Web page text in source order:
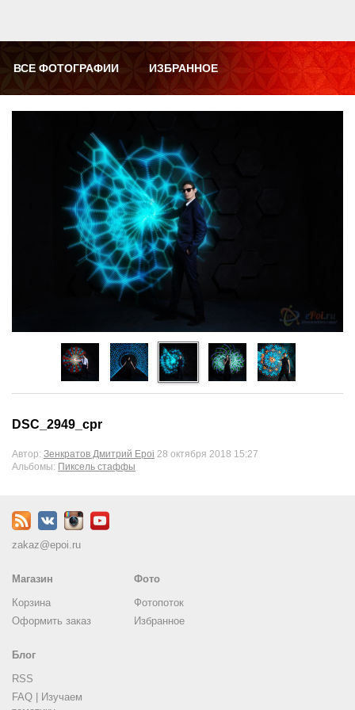
ВСЕ ФОТОГРАФИИ ИЗБРАННОЕ
DSC_2949_cpr
Автор: Зенкратов Дмитрий Epoi 28 октября 2018 15:27
Альбомы: Пиксель стаффы
zakaz@epoi.ru
Магазин
Корзина
Оформить заказ
Фото
Фотопоток
Избранное
Блог
RSS
FAQ | Изучаем